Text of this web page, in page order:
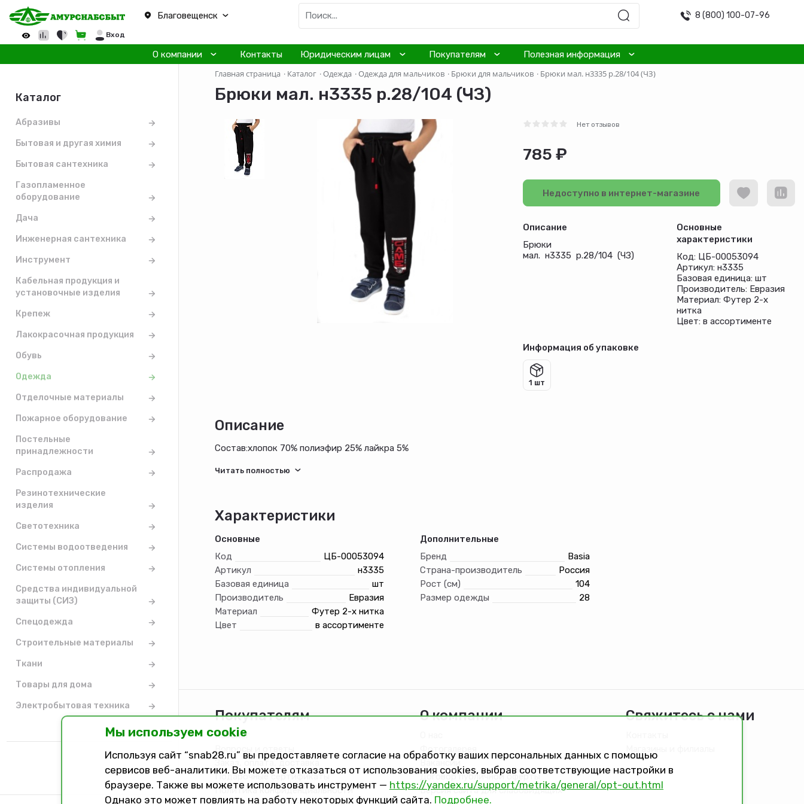
Благовещенск 8 (800) 100-07-96
Вход
О компании Контакты Юридическим лицам Покупателям Полезная информация
Каталог
Абразивы
Бытовая и другая химия
Бытовая сантехника
Газопламенное
оборудование
Дача
Инженерная сантехника
Инструмент
Кабельная продукция и
установочные изделия
Крепеж
Лакокрасочная продукция
Обувь
Одежда
Отделочные материалы
Пожарное оборудование
Постельные
принадлежности
Распродажа
Резинотехнические
изделия
Светотехника
Системы водоотведения
Системы отопления
Средства индивидуальной
защиты (СИЗ)
Спецодежда
Строительные материалы
Ткани
Товары для дома
Электробытовая техника
Главная страница · Каталог ·Одежда ·Одежда для мальчиков · Брюки для мальчиков · Брюки мал. н3335 р.28/104 (ЧЗ)
Брюки мал. н3335 р.28/104 (ЧЗ)
Нет отзывов
785 ₽
Недоступно в интернет-магазине
Описание
Брюки
мал. н3335 р.28/104 (ЧЗ)
Основные
характеристики
Код: ЦБ-00053094
Артикул: н3335
Базовая единица: шт
Производитель: Евразия
Материал: Футер 2-х
нитка
Цвет: в ассортименте
Информация об упаковке
1 шт
Описание
Состав:хлопок 70% полиэфир 25% лайкра 5%
Характеристики
Основные
Код
ЦБ-00053094
Артикул
н3335
Базовая единица
шт
Производитель
Евразия
Материал
Футер 2-х нитка
Цвет
в ассортименте
Дополнительные
Бренд
Basia
Страна-производитель
Россия
Рост (см)
104
Размер одежды
28
Покупателям
Каталог
Заказ, оплата, доставка
Подарочные сертификаты
Политика конфиденциальности
О компании
Фотогалерея
Вакансии
Договор публичной оферты
Версия сайта для слабовидящих
Свяжитесь с нами
Мы используем cookie
Используя сайт “snab28.ru” вы предоставляете согласие на обработку ваших персональных данных с помощью
сервисов веб-аналитики. Вы можете отказаться от использования cookies, выбрав соответствующие настройки в
браузере. Также вы можете использовать инструмент — https://yandex.ru/support/metrika/general/opt-out.html
Однако это может повлиять на работу некоторых функций сайта. Подробнее.